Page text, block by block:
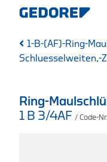
1-B-(AF)-Ring-
Schluesselweiten,-
Ring-
1 B 3/4AF / Code-